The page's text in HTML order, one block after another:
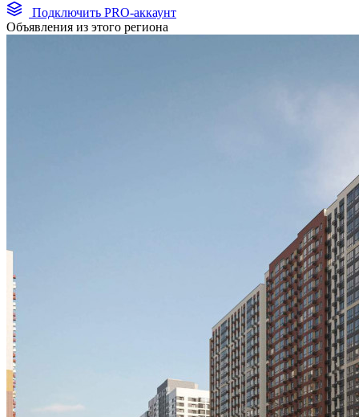
Подключить PRO-аккаунт
Объявления из этого региона